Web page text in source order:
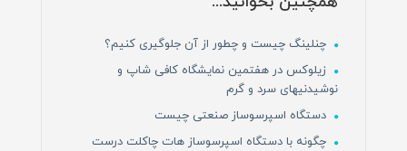
چنلینگ چیست و چطور از آن جلوگیری کنیم؟
زیلوکس در هفتمین نمایشگاه کافی شاپ و
نوشیدنیهای سرد و گرم
دستگاه اسپرسوساز صنعتی چیست
چگونه با دستگاه اسپرسوساز هات چاکلت درست